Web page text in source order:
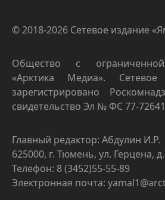
© 2018-2026 Сетевое издание
Общество с ограниченной
«Арктика Медиа».
зарегистрировано
свидетельство Эл № ФС 77-72641
Главный редактор: Абдулин И.Р.
625000, г. Тюмень, ул. Герцена,
Телефон: 8 (3452)55-55-89
Электронная почта: